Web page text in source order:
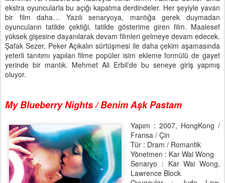
ekstra oyuncularla bu açığı kapatma derdindeler. Her şeyiyle yavan
bir film daha… Yazılı senaryoya, mantığa gerek duymadan
oyuncuların tatilde çektiği, tatilde gösterime giren film. Maalesef
yüksek gişesine dayanılarak devam filmleri gelmeye devam edecek.
Şafak Sezer, Peker Açıkalın sürtüşmesi ile daha çekim aşamasında
yeterli tanıtımı yapılan filme popüler isim ekleme formülü de gayet
yerinde bir mantık. Mehmet Ali Erbil’de bu seneye giriş yapmış
oluyor.
My Blueberry Nights / Benim Aşk Pastam
Yapım : 2007, HongKong /
Fransa / Çin
Tür : Dram / Romantik
Yönetmen : Kar Wai Wong
Senaryo : Kar Wai Wong,
Lawrence Block